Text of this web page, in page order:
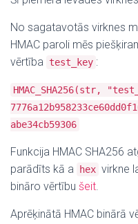
No sagatavotās virknes
HMAC paroli mēs
vērtība test_key :
HMAC_SHA256(str,
abe34cb59306
Funkcija HMAC SHA256
parādīts kā a
hex virkne
bināro vērtību šeit.
Aprēķinātā HMAC binārā